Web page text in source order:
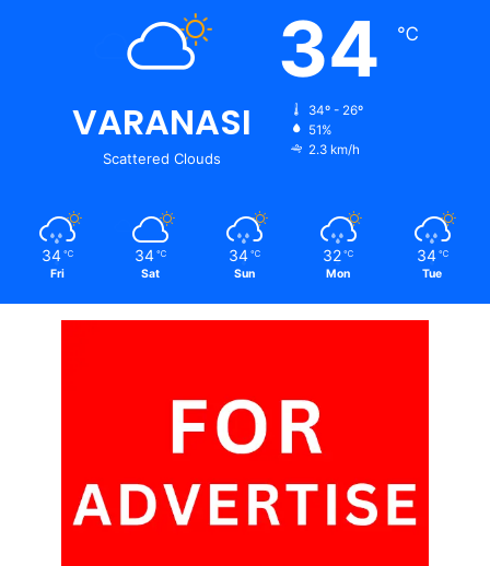
VARANASI
Scattered Clouds
34 ℃
34º - 26º
51%
2.3 km/h
34 ℃
Fri
34 ℃
Sat
34 ℃
Sun
32 ℃
Mon
34 ℃
Tue